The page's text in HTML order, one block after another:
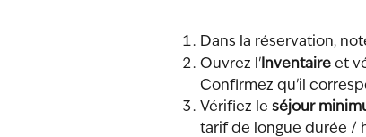
Dans la réservation,
Ouvrez l' Inventaire et
Confirmez qu'il
Vérifiez le séjour
tarif de longue durée /